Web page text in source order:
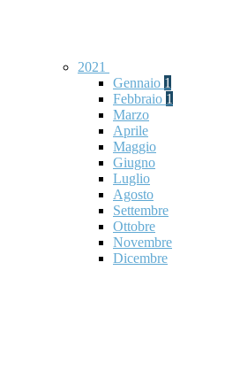
2021
Gennaio 1
Febbraio 1
Marzo
Aprile
Maggio
Giugno
Luglio
Agosto
Settembre
Ottobre
Novembre
Dicembre